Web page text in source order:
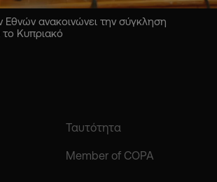
ανακοινώνει την σύγκληση
το Κυπριακό
Ταυτότητα
Member of COPA